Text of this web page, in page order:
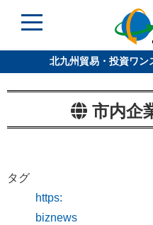
北九州貿易・投資ワン
市内企
タグ
https:
biznews